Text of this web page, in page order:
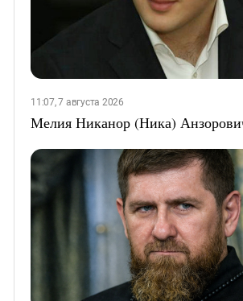
11:07, 7 августа 2026
Мелия Никанор (Ника)